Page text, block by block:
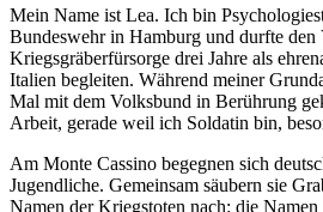
Mein Name ist Lea. Ich bin
Bundeswehr in Hamburg und durfte den
Kriegsgräberfürsorge drei Jahre als
Italien begleiten. Während meiner
Mal mit dem Volksbund in Berührung
Arbeit, gerade weil ich Soldatin bin,
Am Monte Cassino begegnen sich
Jugendliche. Gemeinsam säubern sie
Namen der Kriegstoten nach: die